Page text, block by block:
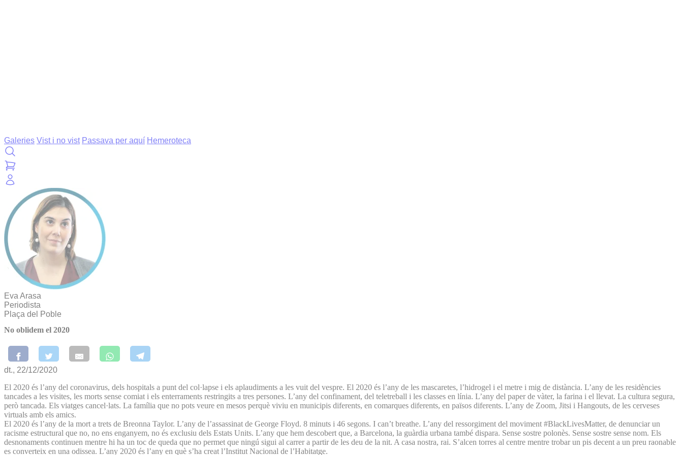
Galeries Vist i no vist Passava per aquí Hemeroteca
Eva Arasa
Periodista
Plaça del Poble
No oblidem el 2020
dt., 22/12/2020
El 2020 és l’any del coronavirus, dels hospitals a punt del col·lapse i els aplaudiments a les vuit del vespre. El 2020 és l’any de les mascaretes, l’hidrogel i el metre i mig de distància. L’any de les residències
tancades a les visites, les morts sense comiat i els enterraments restringits a tres persones. L’any del confinament, del teletreball i les classes en línia. L’any del paper de vàter, la farina i el llevat. La cultura segura,
però tancada. Els viatges cancel·lats. La família que no pots veure en mesos perquè viviu en municipis diferents, en comarques diferents, en països diferents. L’any de Zoom, Jitsi i Hangouts, de les cerveses
virtuals amb els amics.
El 2020 és l’any de la mort a trets de Breonna Taylor. L’any de l’assassinat de George Floyd. 8 minuts i 46 segons. I can’t breathe. L’any del ressorgiment del moviment #BlackLivesMatter, de denunciar un
racisme estructural que no, no ens enganyem, no és exclusiu dels Estats Units. L’any que hem descobert que, a Barcelona, la guàrdia urbana també dispara. Sense sostre polonès. Sense sostre sense nom. Els
desnonaments continuen mentre hi ha un toc de queda que no permet que ningú sigui al carrer a partir de les deu de la nit. A casa nostra, rai. S’alcen torres al centre mentre trobar un pis decent a un preu raonable
es converteix en una odissea. L’any 2020 és l’any en què s’ha creat l’Institut Nacional de l’Habitatge.